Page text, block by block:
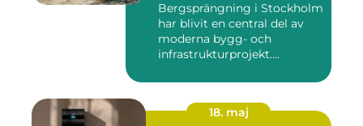
Bergsprängning i Stockholm
har blivit en central del av
moderna bygg- och
infrastrukturprojekt....
18. maj